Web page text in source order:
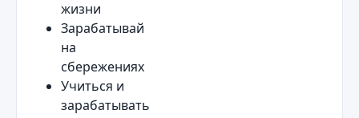
жизни
Зарабатывай
на
сбережениях
Учиться и
зарабатывать